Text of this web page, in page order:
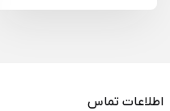
اطلاعات تماس